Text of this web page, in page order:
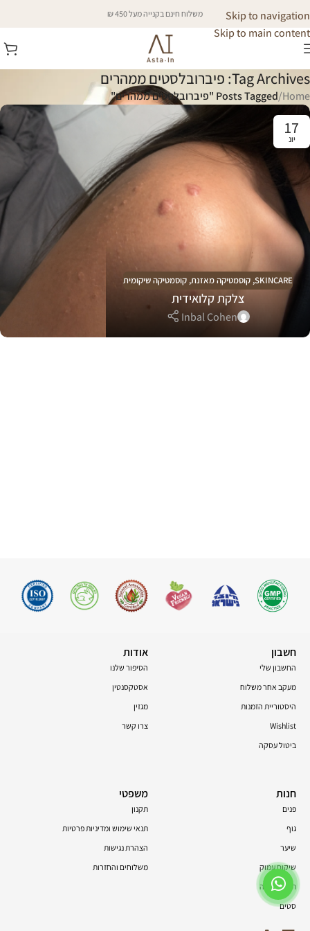
Skip to navigation
Skip to main content
משלוח חינם בקנייה מעל 450 ₪
Tag Archives: פיברובלסטים ממהרים
Home
/Posts Tagged "פיברובלסטים ממהרים"
17
יונ
SKINCARE
, קוסמטיקה מאזנת, קוסמטיקה שיקומית
צלקת קלואידית
Inbal Cohen
חשבון
החשבון שלי
מעקב אחר משלוח
היסטוריית הזמנות
Wishlist
ביטול עסקה
אודות
הסיפור שלנו
אסטקסנטין
מגזין
צרו קשר
חנות
פנים
גוף
שיער
שיקום עמוק
תוספי תזונה
סטים
משפטי
תקנון
תנאי שימוש ומדיניות פרטיות
הצהרת נגישות
משלוחים והחזרות